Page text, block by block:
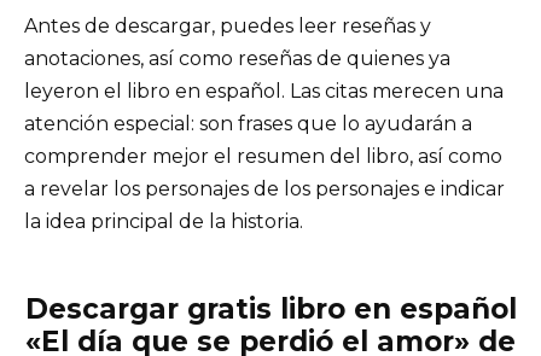
Antes de descargar, puedes leer reseñas y
anotaciones, así como reseñas de quienes ya
leyeron el libro en español. Las citas merecen una
atención especial: son frases que lo ayudarán a
comprender mejor el resumen del libro, así como
a revelar los personajes de los personajes e indicar
la idea principal de la historia.
Descargar gratis libro en español
«El día que se perdió el amor» de